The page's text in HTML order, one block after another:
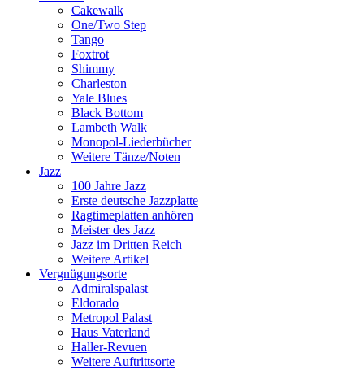
Cakewalk
One/Two Step
Tango
Foxtrot
Shimmy
Charleston
Yale Blues
Black Bottom
Lambeth Walk
Monopol-Liederbücher
Weitere Tänze/Noten
Jazz
100 Jahre Jazz
Erste deutsche Jazzplatte
Ragtimeplatten anhören
Meister des Jazz
Jazz im Dritten Reich
Weitere Artikel
Vergnügungsorte
Admiralspalast
Eldorado
Metropol Palast
Haus Vaterland
Haller-Revuen
Weitere Auftrittsorte